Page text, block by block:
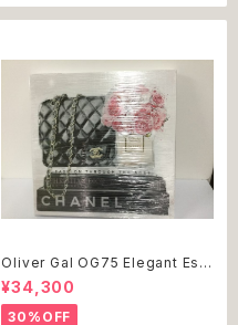
Oliver Gal OG75 Elegant Ess
entials Paris 絵 アート インテリ
ア お祝い 贈り物 プレゼント 結婚
新築 開店 周年 バースデイ 誕生日
¥34,300
30%OFF